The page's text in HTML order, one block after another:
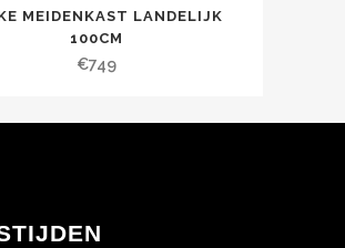
MEIDENKAST LANDELIJK
100CM
€749